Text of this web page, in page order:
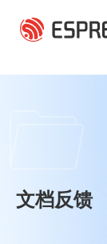
文档反馈